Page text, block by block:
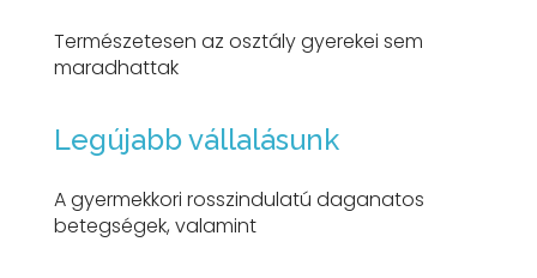
Természetesen az osztály gyerekei sem
maradhattak
Legújabb vállalásunk
A gyermekkori rosszindulatú daganatos
betegségek, valamint